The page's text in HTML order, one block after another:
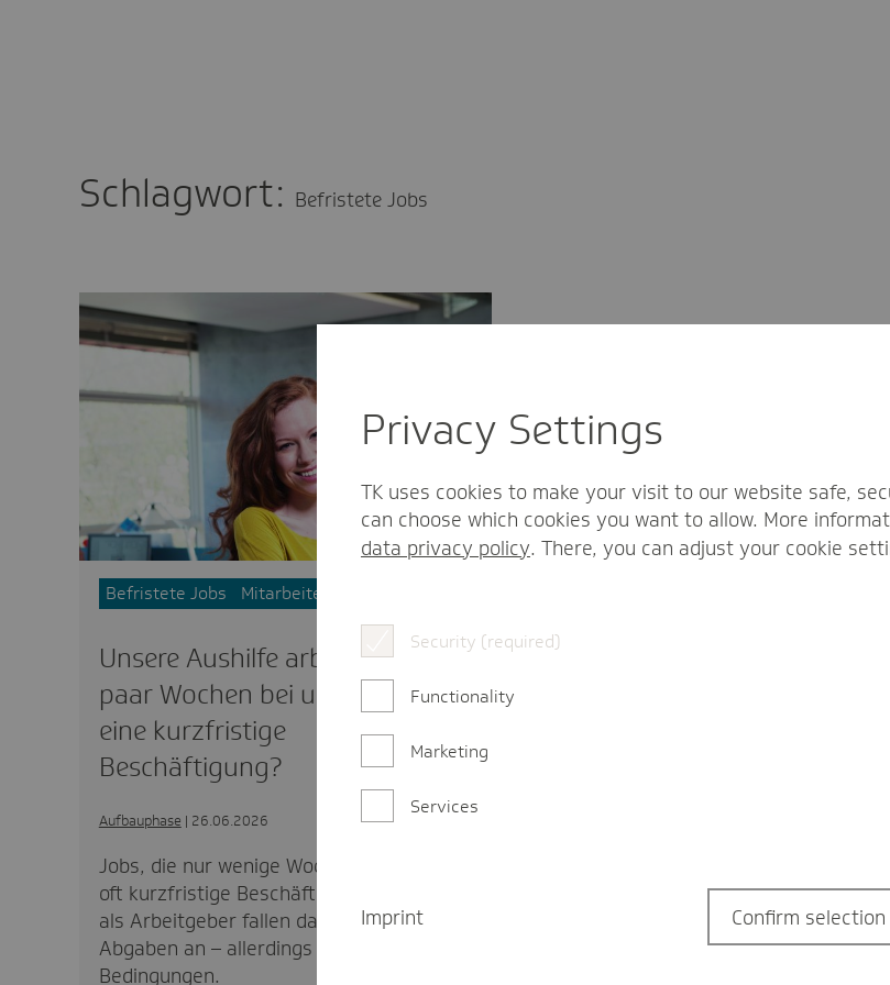
Schlagwort: Befristete Jobs
Befristete Jobs Mitarbeitende einstellen
Unsere Aushilfe arbeitet nur ein
paar Wochen bei uns. Ist das
eine kurzfristige
Beschäftigung?
Aufbauphase | 26.06.2026
Jobs, die nur wenige Wochen dauern, sind
oft kurzfristige Beschäftigungen. Für dich
als Arbeitgeber fallen dann kaum
Abgaben an – allerdings gibt es ein paar
Bedingungen.
Privacy Settings
TK uses cookies to make your visit to our website safe,
can choose which cookies you want to allow. More
data privacy policy. There, you can adjust your cookie
Security (required)
Functionality
Marketing
Services
Imprint Confirm selection